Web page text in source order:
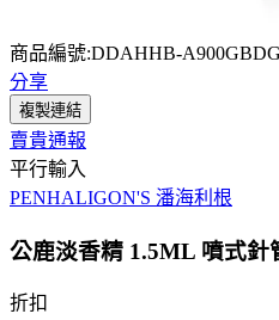
商品編號:DDAHHB-
分享
複製連結
賣貴通報
平行輸入
PENHALIGON'S 潘海利根
公鹿淡香精 1.5ML 噴式針
折扣